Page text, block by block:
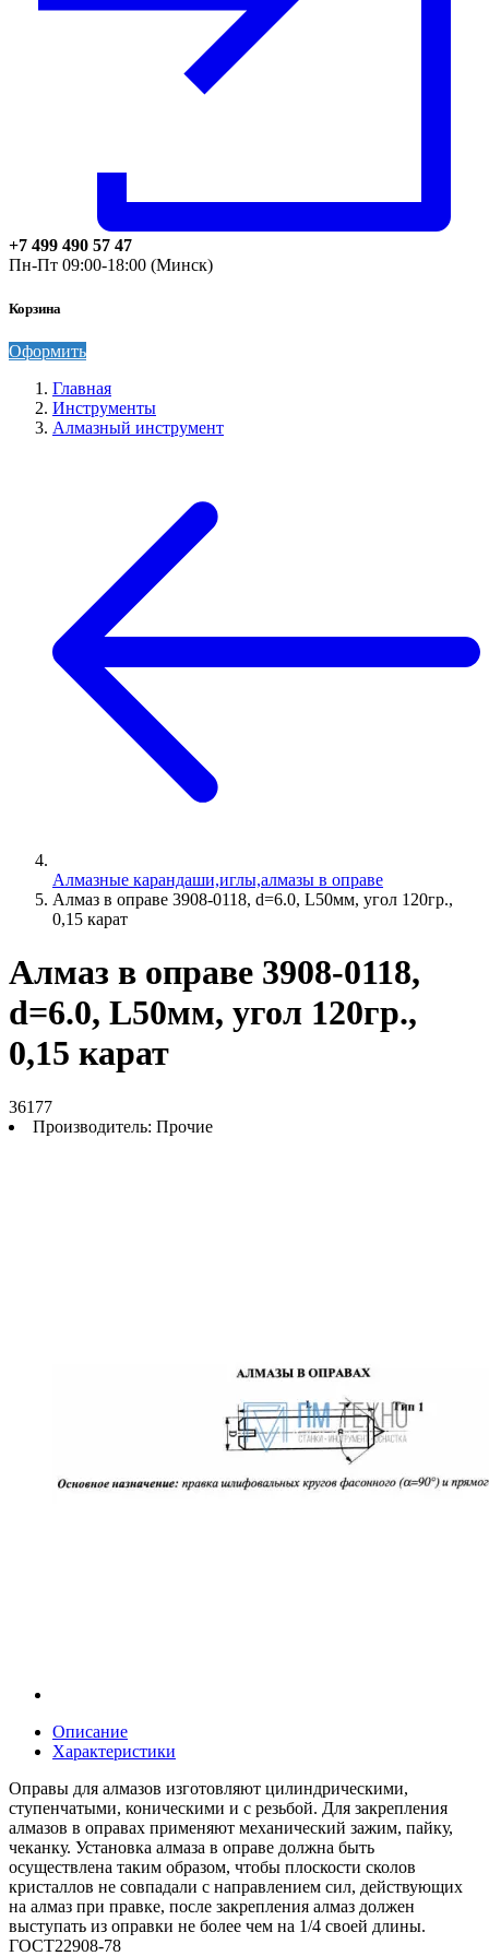
+7 499 490 57 47
Пн-Пт 09:00-18:00 (Минск)
Корзина
Оформить
Главная
Инструменты
Алмазный инструмент
Алмазные карандаши,иглы,алмазы в оправе
Алмаз в оправе 3908-0118, d=6.0, L50мм, угол 120гр.,
0,15 карат
Алмаз в оправе 3908-0118,
d=6.0, L50мм, угол 120гр.,
0,15 карат
36177
Производитель: Прочие
Описание
Характеристики
Оправы для алмазов изготовляют цилиндрическими,
ступенчатыми, коническими и с резьбой. Для закрепления
алмазов в оправах применяют механический зажим, пайку,
чеканку. Установка алмаза в оправе должна быть
осуществлена таким образом, чтобы плоскости сколов
кристаллов не совпадали с направлением сил, действующих
на алмаз при правке, после закрепления алмаз должен
выступать из оправки не более чем на 1/4 своей длины.
ГОСТ22908-78